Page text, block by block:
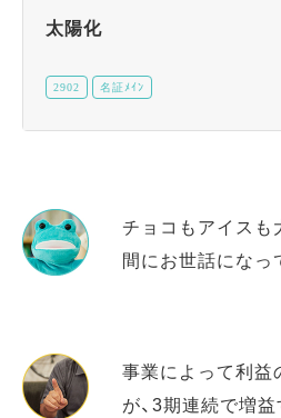
太陽化
2902 名証ﾒｲﾝ
チョコもアイス
間にお世話になっ
事業によって利益
が、3期連続で増